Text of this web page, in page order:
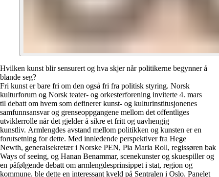
Hvilken kunst blir sensurert og hva skjer når politikerne begynner å
blande seg?
Fri kunst er bare fri om den også fri fra politisk styring. Norsk
kulturforum og Norsk teater- og orkesterforening inviterte 4. mars
til debatt om hvem som definerer kunst- og kulturinstitusjonenes
samfunnsansvar og grenseoppgangene mellom det offentliges
utviklerrolle når det gjelder å sikre et fritt og uavhengig
kunstliv. Armlengdes avstand mellom politikken og kunsten er en
forutsetning for dette. Med innledende perspektiver fra Hege
Newth, generalsekretær i Norske PEN, Pia Maria Roll, regissøren bak
Ways of seeing, og Hanan Benammar, scenekunster og skuespiller og
en påfølgende debatt om armlengdesprinsippet i stat, region og
kommune, ble dette en interessant kveld på Sentralen i Oslo. Panelet